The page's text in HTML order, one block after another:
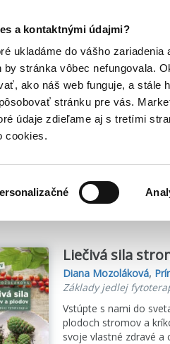
a kontaktnými údajmi?
ukladáme do vášho
by stránka vôbec nefungovala.
ako náš web funguje, a stále
stránku pre vás.
údaje zdieľame aj s tretími
cookies.
Doplnky
v slovenskom
Liečivá sila
Diana Mozoláková,
Základy jedlej
Vstúpte s nami do
plodoch stromov a
svoje vlastné zdravé a